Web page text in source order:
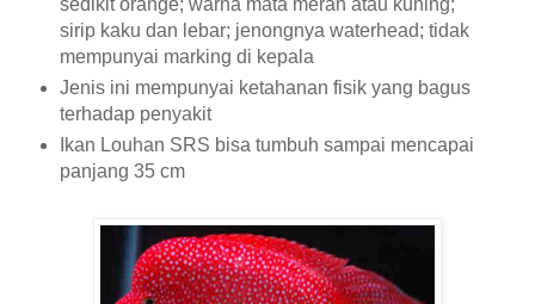
sedikit orange; warna mata merah atau kuning;
sirip kaku dan lebar; jenongnya waterhead; tidak
mempunyai marking di kepala
Jenis ini mempunyai ketahanan fisik yang bagus
terhadap penyakit
Ikan Louhan SRS bisa tumbuh sampai mencapai
panjang 35 cm